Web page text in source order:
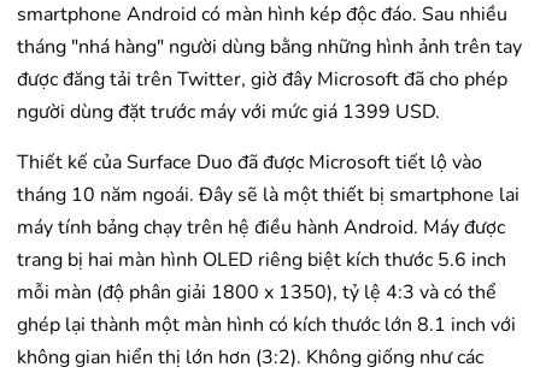
smartphone Android có màn hình kép độc đáo. Sau nhiều
tháng "nhá hàng" người dùng bằng những hình ảnh trên tay
được đăng tải trên Twitter, giờ đây Microsoft đã cho phép
người dùng đặt trước máy với mức giá 1399 USD.
Thiết kế của Surface Duo đã được Microsoft tiết lộ vào
tháng 10 năm ngoái. Đây sẽ là một thiết bị smartphone lai
máy tính bảng chạy trên hệ điều hành Android. Máy được
trang bị hai màn hình OLED riêng biệt kích thước 5.6 inch
mỗi màn (độ phân giải 1800 x 1350), tỷ lệ 4:3 và có thể
ghép lại thành một màn hình có kích thước lớn 8.1 inch với
không gian hiển thị lớn hơn (3:2). Không giống như các